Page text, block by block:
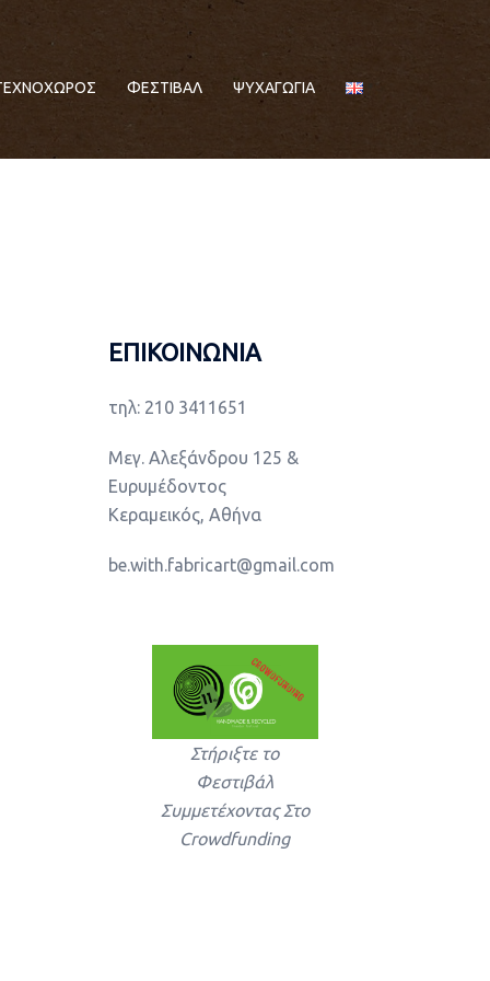
ΦΕΣΤΙΒΑΛ ΨΥΧΑΓΩΓΙΑ
ΕΠΙΚΟΙΝΩΝΙΑ
τηλ: 210 3411651
Μεγ. Αλεξάνδρου 125 &
Ευρυμέδοντος
Κεραμεικός, Αθήνα
be.with.fabricart@gmail.com
Στήριξτε το
Φεστιβάλ
Συμμετέχοντας Στο
Crowdfunding